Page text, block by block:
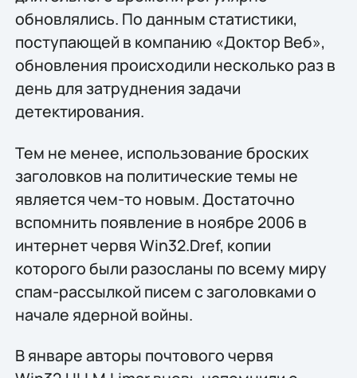
обновлялись. По данным статистики,
поступающей в компанию «Доктор Веб»,
обновления происходили несколько раз в
день для затруднения задачи
детектирования.
Тем не менее, использование броских
заголовков на политические темы не
является чем-то новым. Достаточно
вспомнить появление в ноябре 2006 в
интернет червя Win32.Dref, копии
которого были разосланы по всему миру
спам-рассылкой писем с заголовками о
начале ядерной войны.
В январе авторы почтового червя